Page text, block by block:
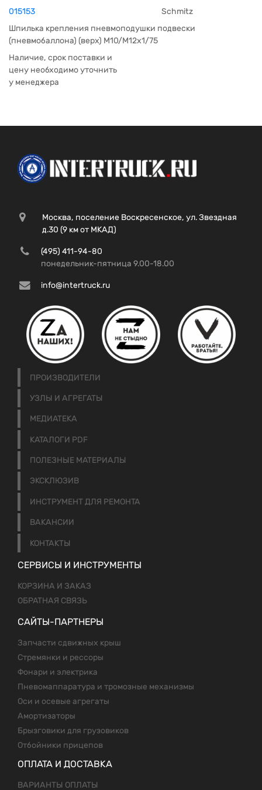
015153
Schmitz
Шпилька крепления пневмоподушки подвески
(пневмобаллона) (верх) M10/M12x1/75
Наличие, срок поставки и
цену необходимо уточнить
у менеджера
Москва, поселение Воскресенское, ул. Звездная
д.30 (9 км от МКАД)
(495) 411-94-80
понедельник-пятница 9.00-18.00
info@intertruck.ru
ПРОИЗВОДИТЕЛИ
УЗЛЫ И АГРЕГАТЫ
МЕДИАТЕКА
КАТАЛОГИ PDF
ПОЛЕЗНЫЕ МАТЕРИАЛЫ
ЭКСКЛЮЗИВ
ИНСТРУМЕНТ ДЛЯ РЕМОНТА
ВАКАНСИИ
КОНТАКТЫ
СЕРВИСЫ И ИНСТРУМЕНТЫ
КОРЗИНА И ЗАКАЗ
ОБРАТНАЯ СВЯЗЬ
САЙТЫ-ПАРТНЕРЫ
Запчасти сдвижных крыш
Стремянки и рессоры
Фонари и электрика
Пневомаппаратура и тромозные механизмы
Оси и осевые агрегаты
Амортизаторы
Брызговики для грузовиков
Отбойники прицепов
ОПЛАТА И ДОСТАВКА
ВАРИАНТЫ ОПЛАТЫ